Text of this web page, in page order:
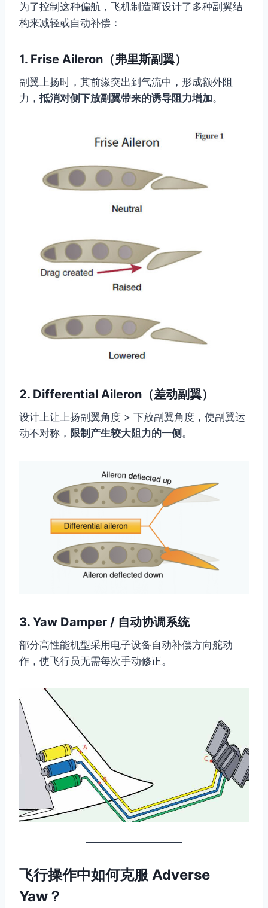
为了控制这种偏航，飞机制造商设计了多种副翼结
构来减轻或自动补偿：
1. Frise Aileron（弗里斯副翼）
副翼上扬时，其前缘突出到气流中，形成额外阻
力， 抵消对侧下放副翼带来的诱导阻力增加。
2. Differential Aileron（差动副翼）
设计上让上扬副翼角度 > 下放副翼角度，使副翼运
动不对称， 限制产生较大阻力的一侧 。
3. Yaw Damper / 自动协调系统
部分高性能机型采用电子设备自动补偿方向舵动
作，使飞行员无需每次手动修正。
飞行操作中如何克服 Adverse
Yaw？